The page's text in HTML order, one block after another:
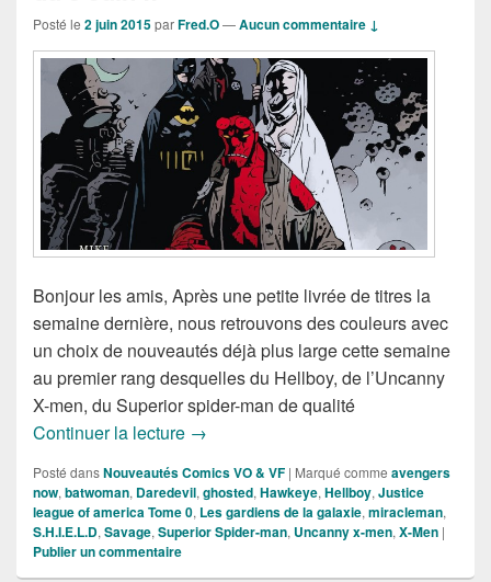
Posté le 2 juin 2015parFred.O—Aucun commentaire ↓
Bonjour les amis, Après une petite livrée de titres la
semaine dernière, nous retrouvons des couleurs avec
un choix de nouveautés déjà plus large cette semaine
au premier rang desquelles du Hellboy, de l’Uncanny
X-men, du Superior spider-man de qualité
Continuer la lecture Sorties des Comics VF de la semaine
→
Posté dansNouveautés Comics VO & VF | Marqué comme avengers
now, batwoman, Daredevil, ghosted, Hawkeye, Hellboy, Justice
league of america Tome 0, Les gardiens de la galaxie, miracleman,
S.H.I.E.L.D, Savage, Superior Spider-man, Uncanny x-men, X-Men |
Publier un commentaire